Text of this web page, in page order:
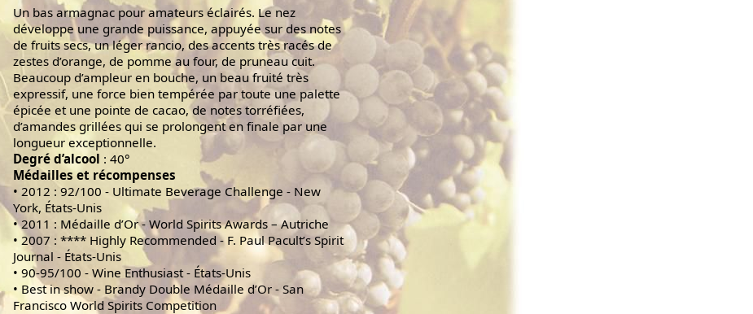
Un bas armagnac pour amateurs éclairés. Le nez
développe une grande puissance, appuyée sur des notes
de fruits secs, un léger rancio, des accents très racés de
zestes d’orange, de pomme au four, de pruneau cuit.
Beaucoup d’ampleur en bouche, un beau fruité très
expressif, une force bien tempérée par toute une palette
épicée et une pointe de cacao, de notes torréfiées,
d’amandes grillées qui se prolongent en finale par une
longueur exceptionnelle.
Degré d’alcool : 40°
Médailles et récompenses
• 2012 : 92/100 - Ultimate Beverage Challenge - New
York, États-Unis
• 2011 : Médaille d’Or - World Spirits Awards – Autriche
• 2007 : **** Highly Recommended - F. Paul Pacult’s Spirit
Journal - États-Unis
• 90-95/100 - Wine Enthusiast - États-Unis
• Best in show - Brandy Double Médaille d’Or - San
Francisco World Spirits Competition